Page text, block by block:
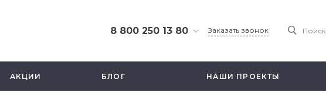
8 800 250 13 80
ул. Смольная 63б, этаж
2.5
Заказать звонок Поиск
АКЦИИ БЛОГ НАШИ ПРОЕКТЫ